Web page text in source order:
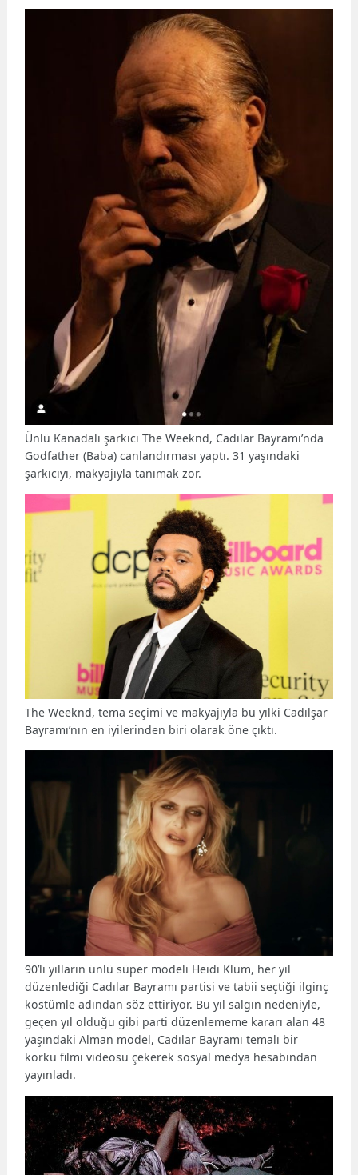
Ünlü Kanadalı şarkıcı The Weeknd, Cadılar Bayramı’nda
Godfather (Baba) canlandırması yaptı. 31 yaşındaki
şarkıcıyı, makyajıyla tanımak zor.
The Weeknd, tema seçimi ve makyajıyla bu yılki Cadılşar
Bayramı’nın en iyilerinden biri olarak öne çıktı.
90’lı yılların ünlü süper modeli Heidi Klum, her yıl
düzenlediği Cadılar Bayramı partisi ve tabii seçtiği ilginç
kostümle adından söz ettiriyor. Bu yıl salgın nedeniyle,
geçen yıl olduğu gibi parti düzenlememe kararı alan 48
yaşındaki Alman model, Cadılar Bayramı temalı bir
korku filmi videosu çekerek sosyal medya hesabından
yayınladı.